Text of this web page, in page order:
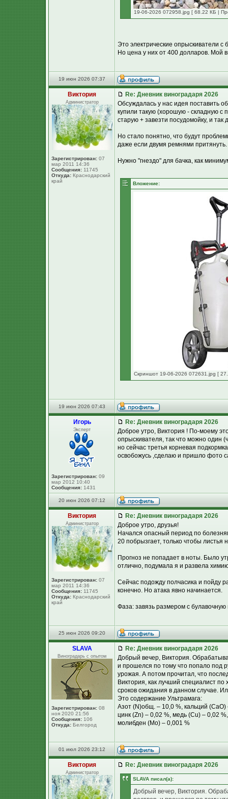
19-06-2026 072958.jpg [ 68.22 КБ |
Это электрические опрыскиватели с
Но цена у них от 400 долларов. Мой
19 июн 2026 07:37
Виктория
Администратор
Зарегистрирован: 07
мар 2011 14:36
Сообщения: 11745
Откуда: Краснодарский
край
Re: Дневник виноградаря 2026
Обсуждалась у нас идея поставить
купили такую (хорошую - складную
старую + завезти посудомойку, и
Но стало понятно, что будут
даже если двумя ремнями притянуть.
Нужно "гнездо" для бачка, как
Вложение:
Скриншот 19-06-2026 072631.jpg [
19 июн 2026 07:43
Игорь
Эксперт
Зарегистрирован: 09
мар 2012 10:40
Сообщения: 1431
Re: Дневник виноградаря 2026
Доброе утро, Виктория ! По-моему
опрыскивателя, так что можно один
но сейчас третья корневая
освобожусь ,сделаю и пришло фото
20 июн 2026 07:12
Виктория
Администратор
Зарегистрирован: 07
мар 2011 14:36
Сообщения: 11745
Откуда: Краснодарский
край
Re: Дневник виноградаря 2026
Доброе утро, друзья!
Начался опасный период по
20 побрызгает, только чтобы листья
Прогноз не попадает в ноты. Было
отлично, подумала я и развела
Сейчас подожду полчасика и пойду
конечно. Но атака явно начинается.
Фаза: завязь размером с булавочную
25 июн 2026 09:20
SLAVA
Виноградарь с опытом
Зарегистрирован: 08
ноя 2020 21:56
Сообщения: 106
Откуда: Белгород
Re: Дневник виноградаря 2026
Добрый вечер, Виктория.
и прошелся по тому что попало под
урожая. А потом прочитал, что
Виктория, как лучший специалист
сроков ожидания в данном случае.
Это содержание Ультрамага:
Азот (N)общ. – 10,0 %, кальций
цинк (Zn) – 0,02 %, медь (Cu) – 0,02
молибден (Мо) – 0,001 %
01 июл 2026 23:12
Виктория
Администратор
Re: Дневник виноградаря 2026
SLAVA писал(а):
Добрый вечер, Виктория.